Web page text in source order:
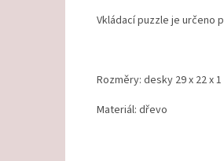
Vkládací puzzle je určeno
Rozměry: desky 29 x 22 x
Materiál: dřevo